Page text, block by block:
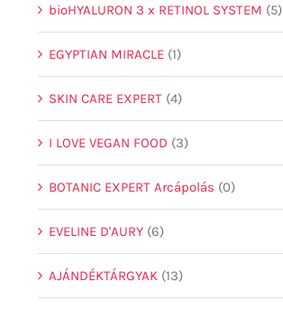
bioHYALURON 3 x RETINOL SYSTEM (5)
EGYPTIAN MIRACLE (1)
SKIN CARE EXPERT (4)
I LOVE VEGAN FOOD (3)
BOTANIC EXPERT Arcápolás (0)
EVELINE D'AURY (6)
AJÁNDÉKTÁRGYAK (13)